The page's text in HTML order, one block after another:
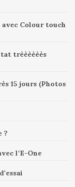
Colour touch
trèèèèèès
15 jours (Photos
?
l’E-One